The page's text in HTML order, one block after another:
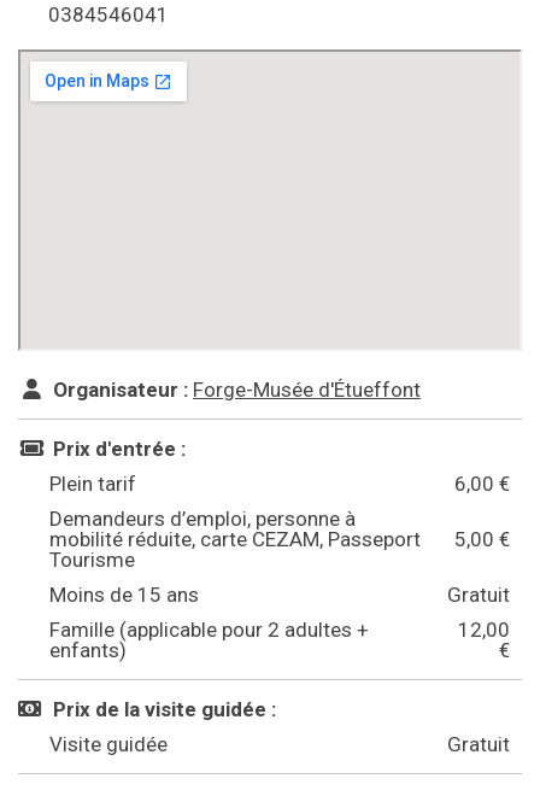
0384546041
Organisateur : Forge-Musée d'Étueffont
Prix d'entrée :
Plein tarif
6,00 €
Demandeurs d’emploi, personne à
mobilité réduite, carte CEZAM, Passeport
Tourisme
5,00 €
Moins de 15 ans
Gratuit
Famille (applicable pour 2 adultes +
enfants)
12,00
€
Prix de la visite guidée :
Visite guidée
Gratuit